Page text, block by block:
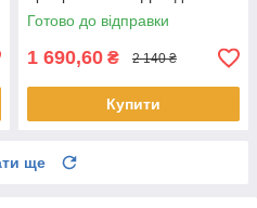
Готово до відправки
1 690,60 ₴ 2 140 ₴
Купити
ще